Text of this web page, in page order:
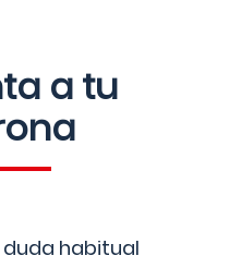
a tu
duda habitual